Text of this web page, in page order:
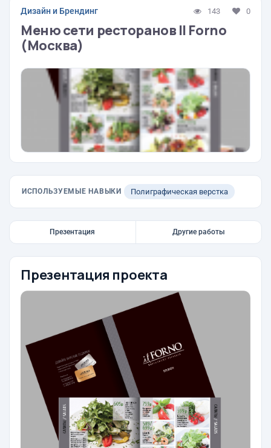
Дизайн и Брендинг 143 0
Меню сети ресторанов Il Forno
(Москва)
ИСПОЛЬЗУЕМЫЕ НАВЫКИ Полиграфическая верстка
Презентация Другие работы
Презентация проекта